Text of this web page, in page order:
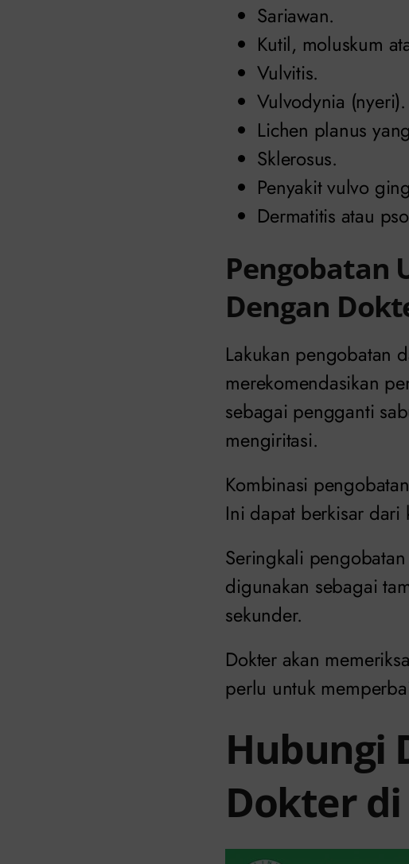
Sariawan.
Kutil, moluskum
Vulvitis.
Vulvodynia (nyeri).
Lichen planus
Sklerosus.
Penyakit vulvo
Dermatitis atau
Pengobatan
Dengan
Lakukan pengobatan
merekomendasikan
sebagai pengganti
mengiritasi.
Kombinasi
Ini dapat berkisar dari
Seringkali
digunakan sebagai
sekunder.
Dokter akan
perlu untuk
Hubungi
Dokter